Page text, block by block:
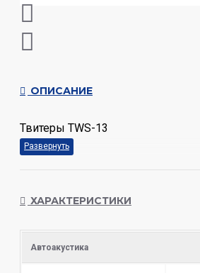
ОПИСАНИЕ
Твитеры TWS-13
ХАРАКТЕРИСТИКИ
Автоакустика